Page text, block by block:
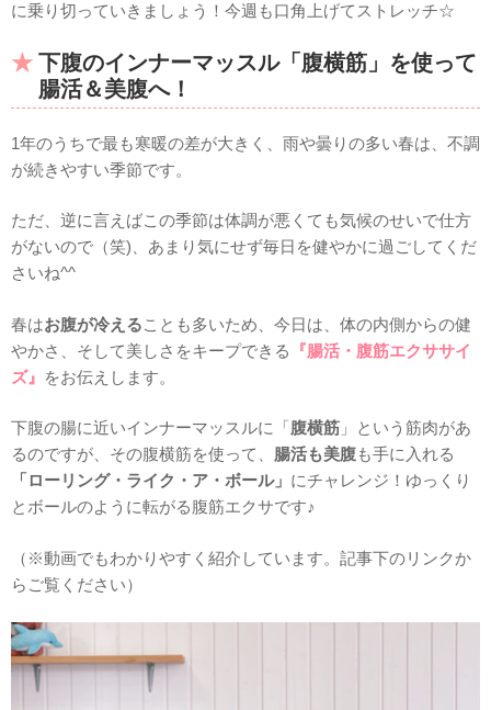
に乗り切っていきましょう！今週も口角上げてストレッチ☆
下腹のインナーマッスル「腹横筋」を使って
腸活＆美腹へ！
1年のうちで最も寒暖の差が大きく、雨や曇りの多い春は、不調
が続きやすい季節です。
ただ、逆に言えばこの季節は体調が悪くても気候のせいで仕方
がないので（笑)、あまり気にせず毎日を健やかに過ごしてくだ
さいね^^
春はお腹が冷えることも多いため、今日は、体の内側からの健
やかさ、そして美しさをキープできる
『腸活・腹筋エクササイ
ズ』 をお伝えします。
下腹の腸に近いインナーマッスルに「腹横筋 」という筋肉があ
るのですが、その腹横筋を使って、 腸活も美腹も手に入れる
「ローリング・ライク・ア・ボール」 にチャレンジ！ゆっくり
とボールのように転がる腹筋エクサです♪
（※動画でもわかりやすく紹介しています。記事下のリンクか
らご覧ください）